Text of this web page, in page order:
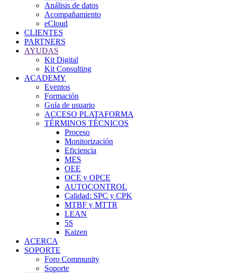
Análisis de datos
Acompañamiento
eCloud
CLIENTES
PARTNERS
AYUDAS
Kit Digital
Kit Consulting
ACADEMY
Eventos
Formación
Guía de usuario
ACCESO PLATAFORMA
TÉRMINOS TÉCNICOS
Proceso
Monitorización
Eficiencia
MES
OEE
OCE y OPCE
AUTOCONTROL
Calidad: SPC y CPK
MTBF y MTTR
LEAN
5S
Kaizen
ACERCA
SOPORTE
Foro Community
Soporte